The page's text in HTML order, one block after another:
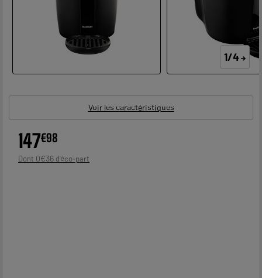
1/4
Voir les caractéristiques
147€98
Dont 0€36